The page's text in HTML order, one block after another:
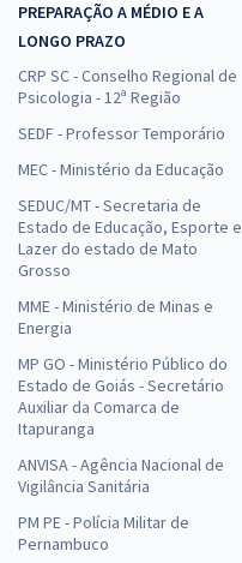
PREPARAÇÃO A MÉDIO E A
LONGO PRAZO
CRP SC - Conselho Regional de
Psicologia - 12ª Região
SEDF - Professor Temporário
MEC - Ministério da Educação
SEDUC/MT - Secretaria de
Estado de Educação, Esporte e
Lazer do estado de Mato
Grosso
MME - Ministério de Minas e
Energia
MP GO - Ministério Público do
Estado de Goiás - Secretário
Auxiliar da Comarca de
Itapuranga
ANVISA - Agência Nacional de
Vigilância Sanitária
PM PE - Polícia Militar de
Pernambuco